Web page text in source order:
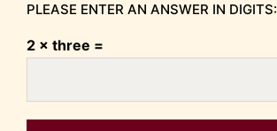
PLEASE ENTER AN ANSWER IN DIGITS:
2 × three =